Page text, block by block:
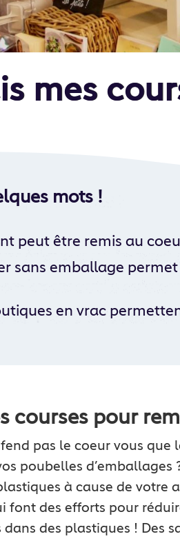
mes
mots !
peut être remis au
sans emballage
en vrac
courses pour
pas le coeur vous que
poubelles d’emballages
à cause de votre
font des efforts pour
dans des plastiques ! Des